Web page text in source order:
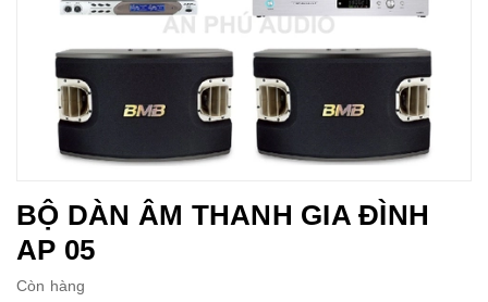
BỘ DÀN ÂM THANH GIA ĐÌNH
AP 05
Còn hàng